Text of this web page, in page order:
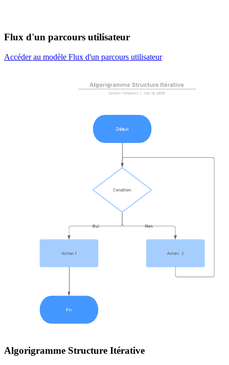
Flux d'un parcours utilisateur
Accéder au modèle Flux d'un parcours utilisateur
Algorigramme Structure Itérative